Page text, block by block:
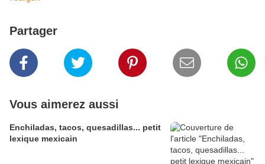
Partager
Vous aimerez aussi
Enchiladas, tacos, quesadillas... petit
lexique mexicain